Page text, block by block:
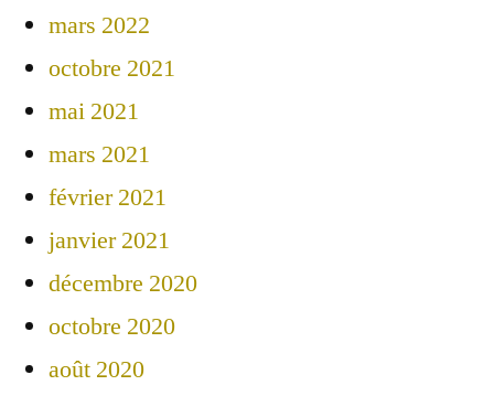
mars 2022
octobre 2021
mai 2021
mars 2021
février 2021
janvier 2021
décembre 2020
octobre 2020
août 2020